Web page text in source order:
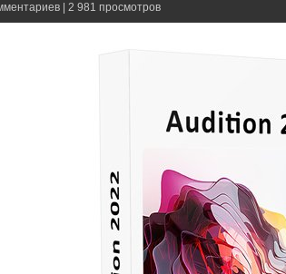
| 2 981 просмотров